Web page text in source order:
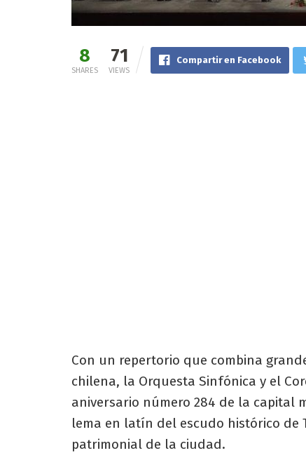
8
SHARES
71
VIEWS
Compartir en Facebook
Con un repertorio que combina
chilena, la Orquesta Sinfónica y el
aniversario número 284 de la capital
lema en latín del escudo histórico de
patrimonial de la ciudad.